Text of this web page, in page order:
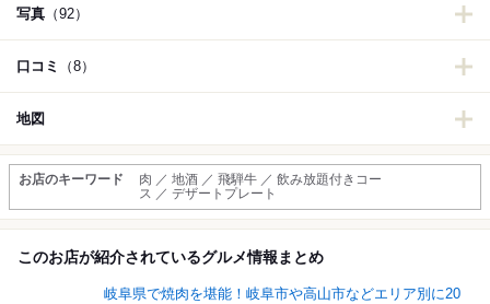
写真 （92）
口コミ （8）
地図
お店のキーワード
肉 ／ 地酒 ／ 飛騨牛 ／ 飲み放題付きコー
ス ／ デザートプレート
このお店が紹介されているグルメ情報まとめ
岐阜県で焼肉を堪能！岐阜市や高山市などエリア別に20